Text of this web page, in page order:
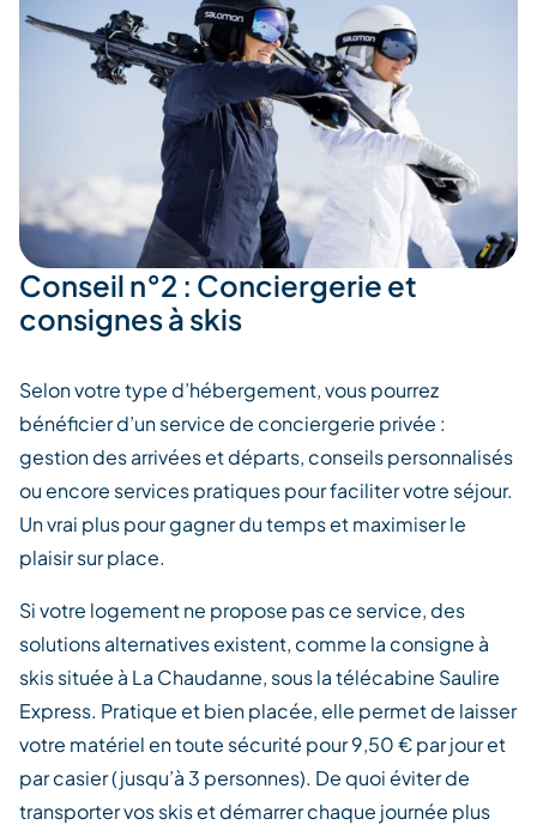
Conseil n°2 : Conciergerie et
consignes à skis
Selon votre type d’hébergement, vous pourrez
bénéficier d’un service de conciergerie privée :
gestion des arrivées et départs, conseils personnalisés
ou encore services pratiques pour faciliter votre séjour.
Un vrai plus pour gagner du temps et maximiser le
plaisir sur place.
Si votre logement ne propose pas ce service, des
solutions alternatives existent, comme la consigne à
skis située à La Chaudanne, sous la télécabine Saulire
Express. Pratique et bien placée, elle permet de laisser
votre matériel en toute sécurité pour 9,50 € par jour et
par casier (jusqu’à 3 personnes). De quoi éviter de
transporter vos skis et démarrer chaque journée plus